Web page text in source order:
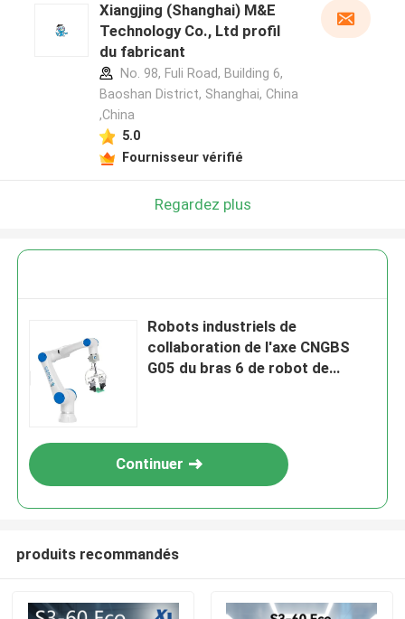
Xiangjing (Shanghai) M&E
Technology Co., Ltd profil
du fabricant
No. 98, Fuli Road, Building 6,
Baoshan District, Shanghai, China
,China
5.0
Fournisseur vérifié
Regardez plus
Robots industriels de
collaboration de l'axe CNGBS
G05 du bras 6 de robot de
Continuer
produits recommandés